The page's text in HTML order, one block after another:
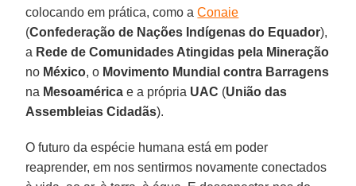
colocando em prática, como aConaie
(Confederação de Nações Indígenas do Equador),
a Rede de Comunidades Atingidas pela Mineração
no México, o Movimento Mundial contra Barragens
na Mesoamérica e a própria UAC (União das
Assembleias Cidadãs).
O futuro da espécie humana está em poder
reaprender, em nos sentirmos novamente conectados